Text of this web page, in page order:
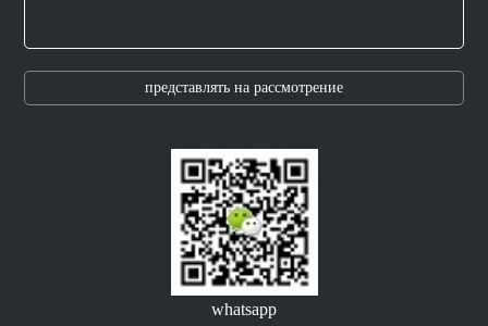
представлять на рассмотрение
whatsapp